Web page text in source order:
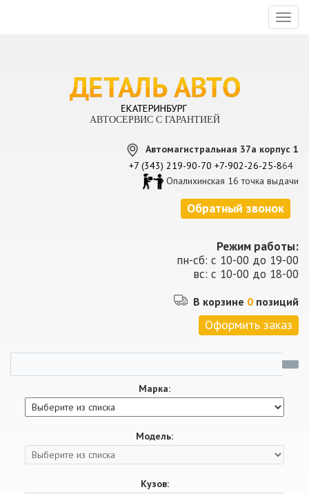
АВТОСЕРВИС С ГАРАНТИЕЙ
Автомагистральная 37а корпус 1
+7 (343) 219-90-70 +7-902-26-25-864
Опалихинская 16 точка выдачи
Обратный звонок
Режим работы:
пн-сб: с 10-00 до 19-00
вс: с 10-00 до 18-00
В корзине 0 позиций
Оформить заказ
Марка:
Модель:
Кузов: